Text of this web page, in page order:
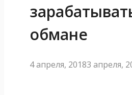
обмане
4 апреля, 20183 апреля,